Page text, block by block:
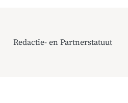
Redactie- en Partnerstatuut